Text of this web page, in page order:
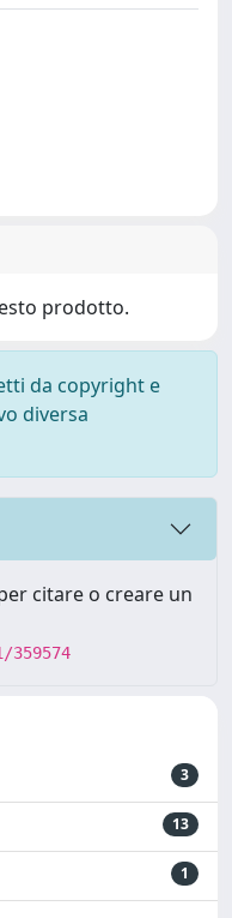
prodotto.
da copyright e
diversa
citare o creare un
3
13
1